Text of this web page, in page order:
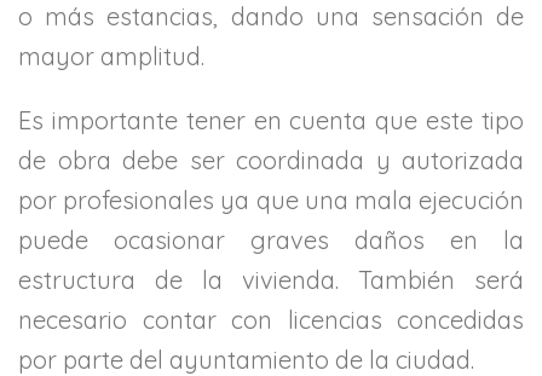
o más estancias, dando una sensación de
mayor amplitud.
Es importante tener en cuenta que este tipo
de obra debe ser coordinada y autorizada
por profesionales ya que una mala ejecución
puede ocasionar graves daños en la
estructura de la vivienda. También será
necesario contar con licencias concedidas
por parte del ayuntamiento de la ciudad.